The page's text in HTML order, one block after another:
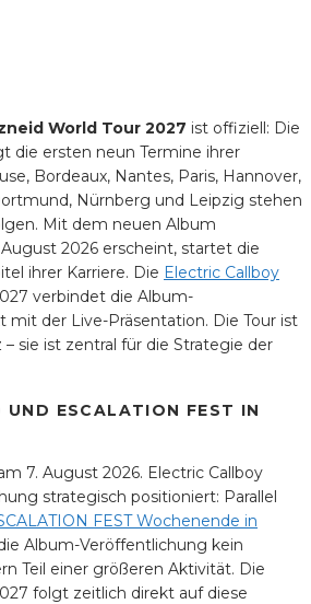
World Tour 2027 ist offiziell: Die
die ersten neun Termine ihrer
Bordeaux, Nantes, Paris, Hannover,
Nürnberg und Leipzig stehen
Mit dem neuen Album
2026 erscheint, startet die
ihrer Karriere. Die Electric Callboy
verbindet die Album-
mit der Live-Präsentation. Die Tour ist
sie ist zentral für die Strategie der
ESCALATION FEST IN
7. August 2026. Electric Callboy
strategisch positioniert: Parallel
FEST Wochenende in
Album-Veröffentlichung kein
Teil einer größeren Aktivität. Die
folgt zeitlich direkt auf diese